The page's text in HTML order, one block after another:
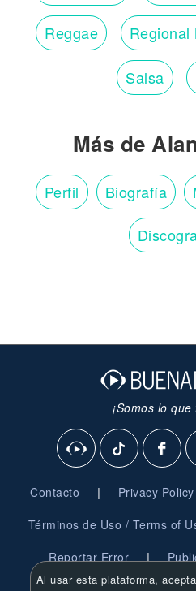
Reggae Regional
Salsa
Más de
Perfil Biografía
¡Somos lo
Contacto | Privacy
Términos de Uso / Terms of
Reportar Error |
Al usar esta plataforma,